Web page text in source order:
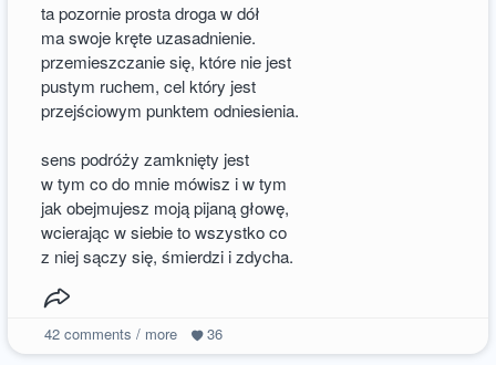
ta pozornie prosta droga w dół
ma swoje kręte uzasadnienie.
przemieszczanie się, które nie jest
pustym ruchem, cel który jest
przejściowym punktem odniesienia.
sens podróży zamknięty jest
w tym co do mnie mówisz i w tym
jak obejmujesz moją pijaną głowę,
wcierając w siebie to wszystko co
z niej sączy się, śmierdzi i zdycha.
42comments / more 36